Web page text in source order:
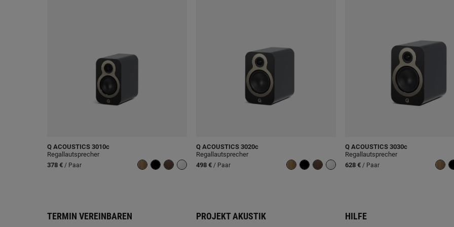
Q ACOUSTICS 3010c
Regallautsprecher
378 € / Paar
Q ACOUSTICS 3020c
Regallautsprecher
498 € / Paar
Q ACOUSTICS 3030c
Regallautsprecher
628 € / Paar
TERMIN VEREINBAREN PROJEKT AKUSTIK HILFE